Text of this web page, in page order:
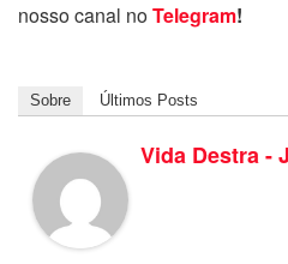
nosso canal noTelegram!
Sobre Últimos Posts
Vida Destra -